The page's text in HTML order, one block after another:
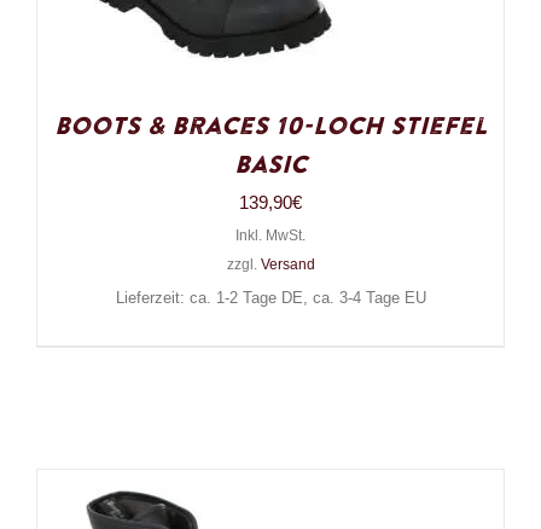
Boots & Braces 10-Loch Stiefel
Basic
139,90€
Inkl. MwSt.
zzgl. Versand
Lieferzeit: ca. 1-2 Tage DE, ca. 3-4 Tage EU